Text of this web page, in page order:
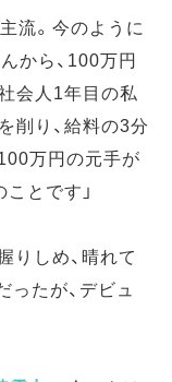
流。今のように
から、100万円
会人1年目の私
削り、給料の3分
万円の元手が
とです」
りしめ、晴れて
たが、デビュ